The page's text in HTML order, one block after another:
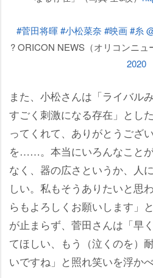
#菅田将暉#小松菜奈 #映画#糸
? ORICON NEWS（オリコンニュ
2020
また、小松さんは「ライバル
すごく刺激になる存在」とし
ってくれて、ありがとうござ
を……。本当にいろんなこと
なく、器の広さというか、人
しい。私もそうありたいと思
らもよろしくお願いします」
が止まらず、菅田さんは「早
てほしい、もう（泣くのを）
いですね」と照れ笑いを浮か